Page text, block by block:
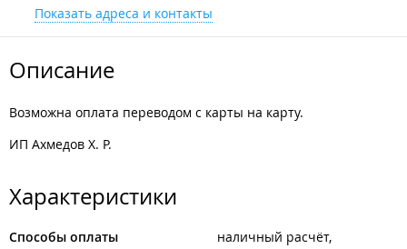
Показать адреса и контакты
Описание
Возможна оплата переводом с карты на карту.
ИП Ахмедов Х. Р.
Характеристики
Способы оплаты
наличный расчёт